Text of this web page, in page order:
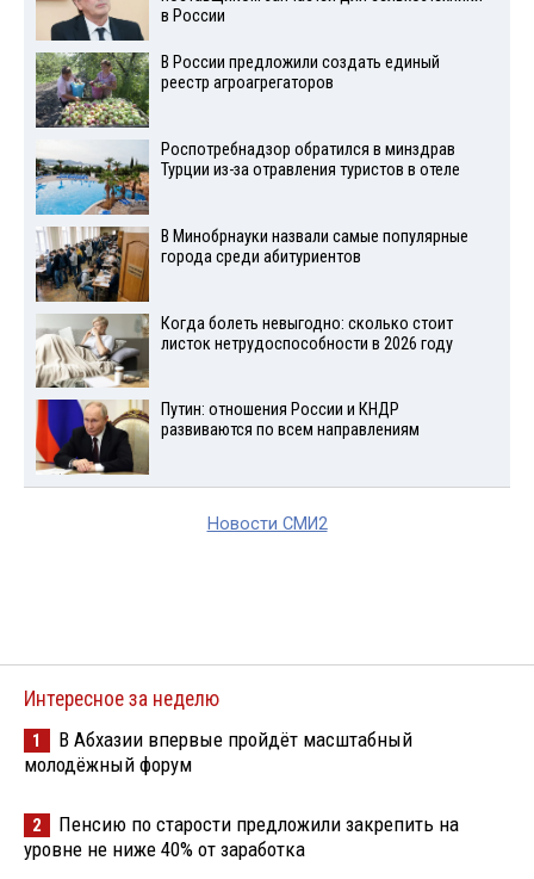
в России
В России предложили создать единый
реестр агроагрегаторов
Роспотребнадзор обратился в минздрав
Турции из-за отравления туристов в отеле
В Минобрнауки назвали самые популярные
города среди абитуриентов
Когда болеть невыгодно: сколько стоит
листок нетрудоспособности в 2026 году
Путин: отношения России и КНДР
развиваются по всем направлениям
Новости СМИ2
Интересное за неделю
1
В Абхазии впервые пройдёт масштабный
молодёжный форум
2
Пенсию по старости предложили закрепить на
уровне не ниже 40% от заработка